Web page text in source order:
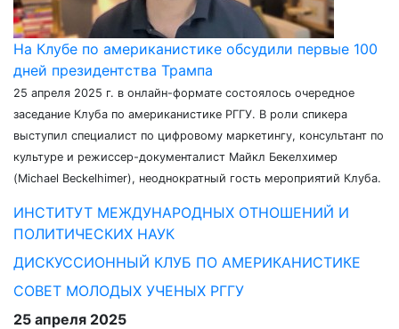
На Клубе по американистике обсудили первые 100
дней президентства Трампа
25 апреля 2025 г. в онлайн-формате состоялось очередное
заседание Клуба по американистике РГГУ. В роли спикера
выступил специалист по цифровому маркетингу, консультант по
культуре и режиссер-документалист Майкл Бекелхимер
(Michael Beckelhimer), неоднократный гость мероприятий Клуба.
ИНСТИТУТ МЕЖДУНАРОДНЫХ ОТНОШЕНИЙ И
ПОЛИТИЧЕСКИХ НАУК
ДИСКУССИОННЫЙ КЛУБ ПО АМЕРИКАНИСТИКЕ
СОВЕТ МОЛОДЫХ УЧЕНЫХ РГГУ
25 апреля 2025